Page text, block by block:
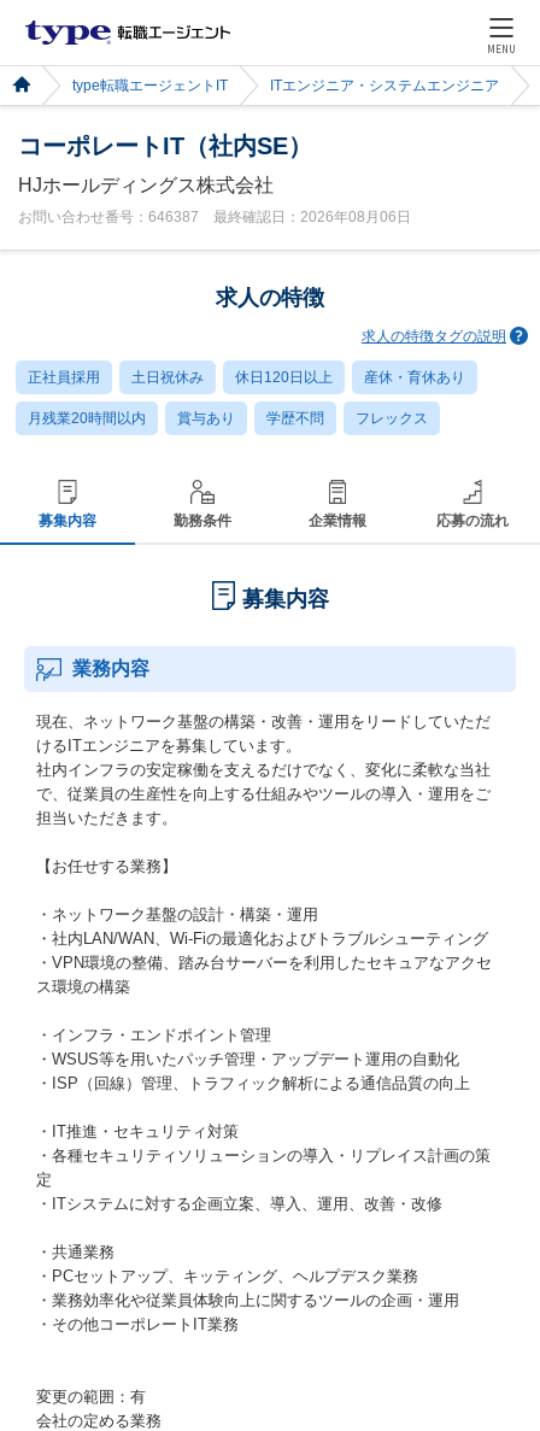
MENU
type転職エージェントIT ITエンジニア・システムエンジニア
コーポレートIT（社内SE）
HJホールディングス株式会社
お問い合わせ番号：646387 最終確認日：2026年08月06日
求人の特徴
求人の特徴タグの説明
正社員採用 土日祝休み 休日120日以上 産休・育休あり
月残業20時間以内 賞与あり 学歴不問 フレックス
募集内容 勤務条件 企業情報 応募の流れ
募集内容
業務内容
現在、ネットワーク基盤の構築・改善・運用をリードしていただ
けるITエンジニアを募集しています。
社内インフラの安定稼働を支えるだけでなく、変化に柔軟な当社
で、従業員の生産性を向上する仕組みやツールの導入・運用をご
担当いただきます。
【お任せする業務】
・ネットワーク基盤の設計・構築・運用
・社内LAN/WAN、Wi-Fiの最適化およびトラブルシューティング
・VPN環境の整備、踏み台サーバーを利用したセキュアなアクセ
ス環境の構築
・インフラ・エンドポイント管理
・WSUS等を用いたパッチ管理・アップデート運用の自動化
・ISP（回線）管理、トラフィック解析による通信品質の向上
・IT推進・セキュリティ対策
・各種セキュリティソリューションの導入・リプレイス計画の策
定
・ITシステムに対する企画立案、導入、運用、改善・改修
・共通業務
・PCセットアップ、キッティング、ヘルプデスク業務
・業務効率化や従業員体験向上に関するツールの企画・運用
・その他コーポレートIT業務
変更の範囲：有
会社の定める業務